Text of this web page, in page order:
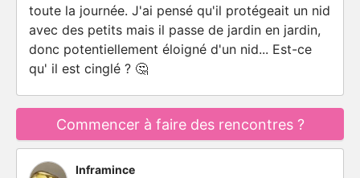
toute la journée. J'ai pensé qu'il protégeait un nid
avec des petits mais il passe de jardin en jardin,
donc potentiellement éloigné d'un nid... Est-ce
qu' il est cinglé ? 🤔
Commencer à faire des rencontres ?
Inframince